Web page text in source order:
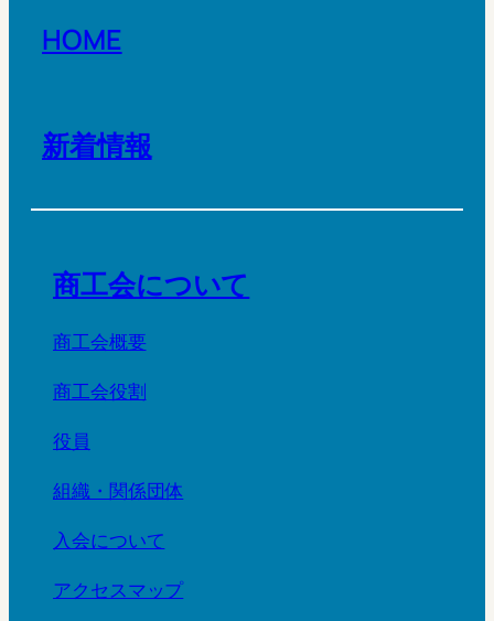
HOME
新着情報
商工会について
商工会概要
商工会役割
役員
組織・関係団体
入会について
アクセスマップ